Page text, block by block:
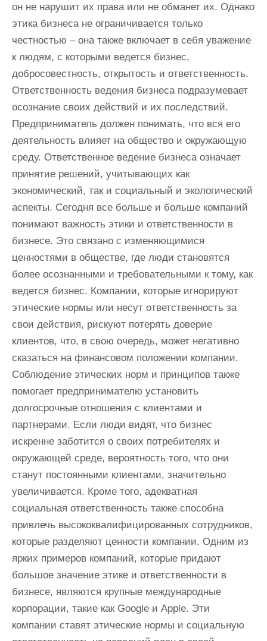
он не нарушит их права или не обманет их. Однако
этика бизнеса не ограничивается только
честностью – она также включает в себя уважение
к людям, с которыми ведется бизнес,
добросовестность, открытость и ответственность.
Ответственность ведения бизнеса подразумевает
осознание своих действий и их последствий.
Предприниматель должен понимать, что вся его
деятельность влияет на общество и окружающую
среду. Ответственное ведение бизнеса означает
принятие решений, учитывающих как
экономический, так и социальный и экологический
аспекты. Сегодня все больше и больше компаний
понимают важность этики и ответственности в
бизнесе. Это связано с изменяющимися
ценностями в обществе, где люди становятся
более осознанными и требовательными к тому, как
ведется бизнес. Компании, которые игнорируют
этические нормы или несут ответственность за
свои действия, рискуют потерять доверие
клиентов, что, в свою очередь, может негативно
сказаться на финансовом положении компании.
Соблюдение этических норм и принципов также
помогает предпринимателю установить
долгосрочные отношения с клиентами и
партнерами. Если люди видят, что бизнес
искренне заботится о своих потребителях и
окружающей среде, вероятность того, что они
станут постоянными клиентами, значительно
увеличивается. Кроме того, адекватная
социальная ответственность также способна
привлечь высококвалифицированных сотрудников,
которые разделяют ценности компании. Одним из
ярких примеров компаний, которые придают
большое значение этике и ответственности в
бизнесе, являются крупные международные
корпорации, такие как Google и Apple. Эти
компании ставят этические нормы и социальную